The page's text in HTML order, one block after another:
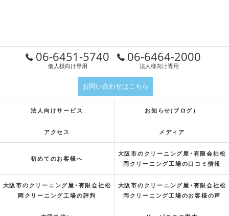
06-6451-5740
個人様向け専用
06-6464-2000
法人様向け専用
お問い合わせはこちら
法人向けサービス お知らせ(ブログ）
アクセス メディア
初めてのお客様へ
大阪市のクリーニング屋･有限会社松
岡クリーニング工場の口コミ情報
大阪市のクリーニング屋･有限会社松
岡クリーニング工場の評判
大阪市のクリーニング屋･有限会社松
岡クリーニング工場のお客様の声